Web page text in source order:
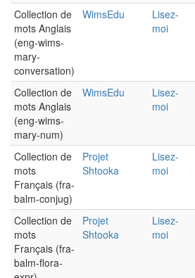
Collection de
mots Anglais
(eng-wims-
mary-
conversation)
WimsEdu
Lisez-
moi
Collection de
mots Anglais
(eng-wims-
mary-num)
WimsEdu
Lisez-
moi
Collection de
mots
Français (fra-
balm-conjug)
Projet
Shtooka
Lisez-
moi
Collection de
mots
Français (fra-
balm-flora-
Projet
Shtooka
Lisez-
moi